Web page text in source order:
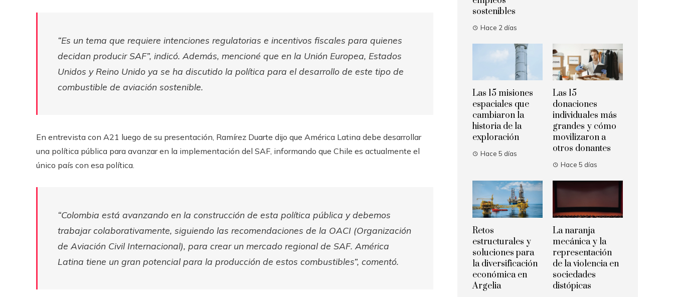
“Es un tema que requiere intenciones regulatorias e incentivos fiscales para quienes
decidan producir SAF”, indicó. Además, mencioné que en la Unión Europea, Estados
Unidos y Reino Unido ya se ha discutido la política para el desarrollo de este tipo de
combustible de aviación sostenible.
En entrevista con A21 luego de su presentación, Ramírez Duarte dijo que América Latina debe desarrollar
una política pública para avanzar en la implementación del SAF, informando que Chile es actualmente el
único país con esa política.
“Colombia está avanzando en la construcción de esta política pública y debemos
trabajar colaborativamente, siguiendo las recomendaciones de la OACI (Organización
de Aviación Civil Internacional), para crear un mercado regional de SAF. América
Latina tiene un gran potencial para la producción de estos combustibles”, comentó.
sostenibles
Hace 2 días
Las 15 misiones
espaciales que
cambiaron la
historia de la
exploración
Hace 5 días
Las 15
donaciones
individuales más
grandes y cómo
movilizaron a
otros donantes
Hace 5 días
Retos
estructurales y
soluciones para
la diversificación
económica en
Argelia
La naranja
mecánica y la
representación
de la violencia en
sociedades
distópicas